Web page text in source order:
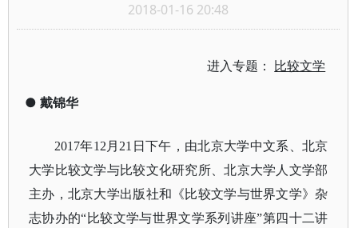
2018-01-16 20:48
进入专题： 比较文学
● 戴锦华
2017年12月21日下午，由北京大学中文系、北京
大学比较文学与比较文化研究所、北京大学人文学部
主办，北京大学出版社和《比较文学与世界文学》杂
志协办的“比较文学与世界文学系列讲座”第四十二讲